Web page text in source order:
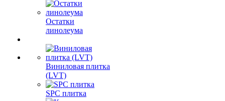
Остатки
линолеума
Виниловая плитка
(LVT)
SPC плитка